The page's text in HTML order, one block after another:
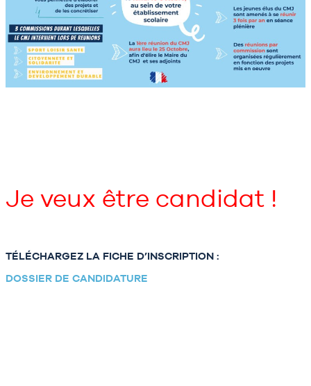
Je veux être candidat !
TÉLÉCHARGEZ LA FICHE D’INSCRIPTION :
DOSSIER DE CANDIDATURE